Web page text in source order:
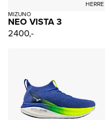
HERRE
MIZUNO
NEO VISTA 3
2400,-